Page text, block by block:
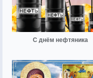
С днём нефтяника